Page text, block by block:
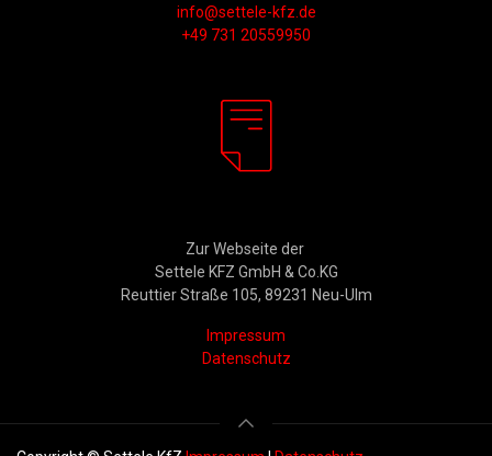
info@settele-kfz.de
+49 731 20559950
Zur Webseite der
Settele KFZ GmbH & Co.KG
Reuttier Straße 105, 89231 Neu-Ulm
Impressum
Datenschutz